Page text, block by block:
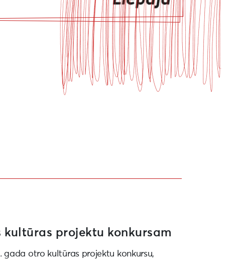
kultūras projektu konkursam
gada otro kultūras projektu konkursu,